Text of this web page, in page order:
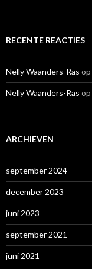
RECENTE REACTIES
Nelly Waanders-Ras op
Nelly Waanders-Ras op
ARCHIEVEN
september 2024
december 2023
juni 2023
september 2021
juni 2021